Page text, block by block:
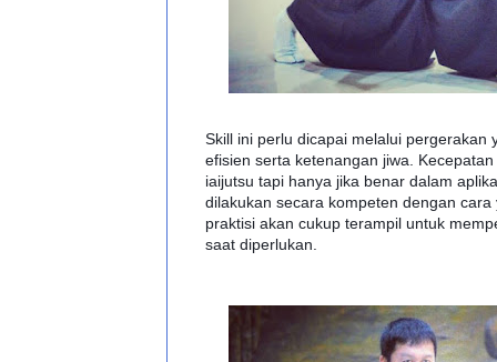
Skill ini perlu dicapai melalui pergerakan
efisien serta ketenangan jiwa.
iaijutsu tapi hanya jika benar dalam
dilakukan secara kompeten dengan
praktisi akan cukup terampil untuk
saat diperlukan.